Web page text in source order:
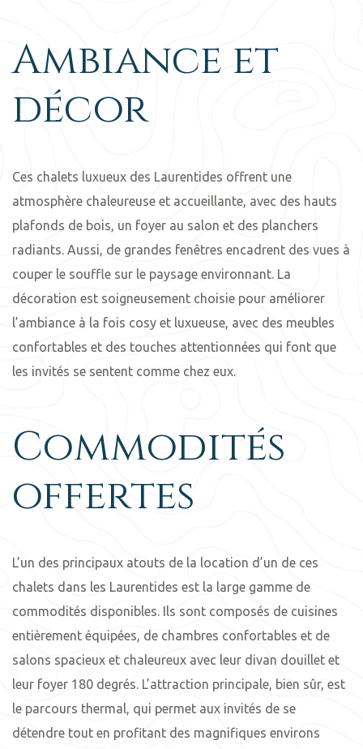
Ambiance et
décor
Ces chalets luxueux des Laurentides offrent une
atmosphère chaleureuse et accueillante, avec des hauts
plafonds de bois, un foyer au salon et des planchers
radiants. Aussi, de grandes fenêtres encadrent des vues à
couper le souffle sur le paysage environnant. La
décoration est soigneusement choisie pour améliorer
l’ambiance à la fois cosy et luxueuse, avec des meubles
confortables et des touches attentionnées qui font que
les invités se sentent comme chez eux.
Commodités
offertes
L’un des principaux atouts de la location d’un de ces
chalets dans les Laurentides est la large gamme de
commodités disponibles. Ils sont composés de cuisines
entièrement équipées, de chambres confortables et de
salons spacieux et chaleureux avec leur divan douillet et
leur foyer 180 degrés. L’attraction principale, bien sûr, est
le parcours thermal, qui permet aux invités de se
détendre tout en profitant des magnifiques environs